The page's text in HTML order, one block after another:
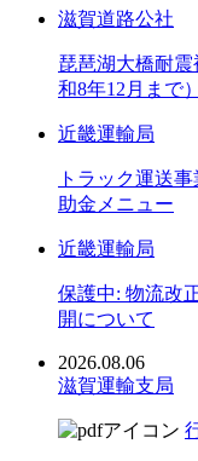
滋賀道路公社
琵琶湖大橋耐
和8年12月まで）
近畿運輸局
トラック運送
助金メニュー
近畿運輸局
保護中: 物流改
開について
2026.08.06
滋賀運輸支局